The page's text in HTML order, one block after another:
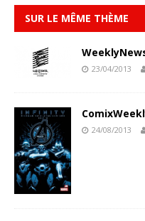
SUR LE MÊME THÈME
23/04/2013
24/08/2013